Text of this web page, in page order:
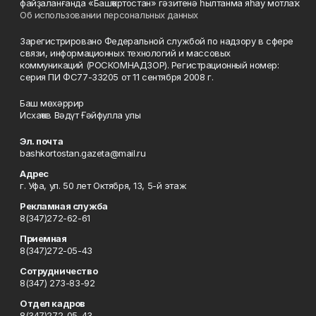
файҙаланғанда «Башҡортостан» гәзитенә һылтанма яһау мотлаҡ.
Об использовании персональных данных
Зарегистрировано Федеральной службой по надзору в сфере
связи, информационных технологий и массовых
коммуникаций (РОСКОМНАДЗОР). Регистрационный номер:
серия ПИ ФС77-33205 от 11 сентября 2008 г.
Баш мөхәррир
Исхаҡов Вәдүт Ғәйфулла улы
Эл. почта
bashkortostan.gazeta@mail.ru
Адрес
г. Уфа, ул. 50 лет Октября, 13, 5-й этаж
Рекламная служба
8(347)272-62-61
Приемная
8(347)272-05-43
Сотрудничество
8(347) 273-83-92
Отдел кадров